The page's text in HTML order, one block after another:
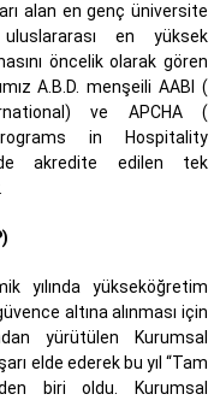
alan en genç üniversite
en yüksek
öncelik olarak gören
A.B.D. menşeili AABI (
ve APCHA (
in Hospitality
akredite edilen tek
yılında yükseköğretim
altına alınması için
yürütülen Kurumsal
elde ederek bu yıl “Tam
biri oldu. Kurumsal